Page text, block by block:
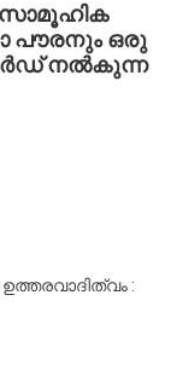
സാമൂഹിക
പൗരനും ഒരു
നൽകുന്ന
: